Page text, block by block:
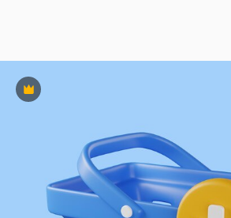
Premium